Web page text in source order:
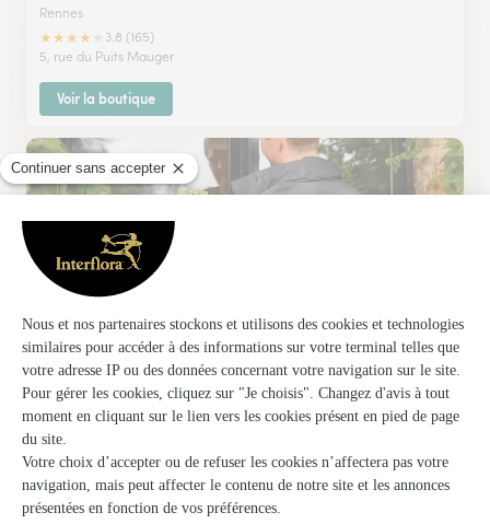
Rennes
★★★★
3.8 (165)
5, rue du Puits Mauger
Voir la boutique
Le Cocon Vegetal
Iffendic
★ ★★★ ★4.8 (45)
13 rue de Gael
Voir la boutique